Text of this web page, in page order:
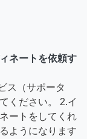
ネートを依頼す
ス（サポータ
ください。 2.イ
ートをしてくれ
ようになります